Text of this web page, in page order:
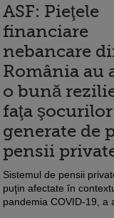
ASF: Pieţele
financiare
nebancare
România au
o bună
faţa şocurilor
generate de
pensii
Sistemul de pensii
puţin afectate în
pandemia COVID-19, a